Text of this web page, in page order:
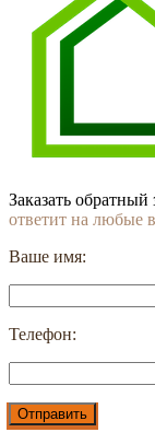
Заказать обратный
ответит на любые
Ваше имя:
Телефон: